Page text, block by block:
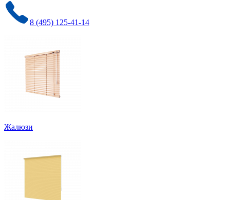
8 (495) 125-41-14
Жалюзи